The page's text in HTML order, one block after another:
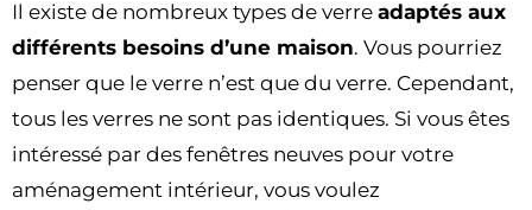
Il existe de nombreux types de verre adaptés aux
différents besoins d’une maison. Vous pourriez
penser que le verre n’est que du verre. Cependant,
tous les verres ne sont pas identiques. Si vous êtes
intéressé par des fenêtres neuves pour votre
aménagement intérieur, vous voulez